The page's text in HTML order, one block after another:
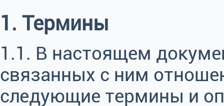
1. Термины
1.1. В настоящем
связанных с ним
следующие термины и